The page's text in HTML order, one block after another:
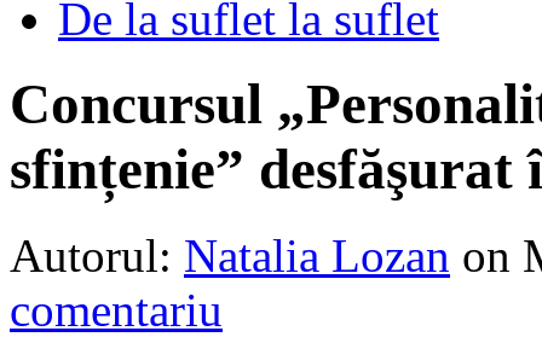
De la suflet la suflet
Concursul
sfințenie” desfăşurat
Autorul: Natalia Lozan on
comentariu